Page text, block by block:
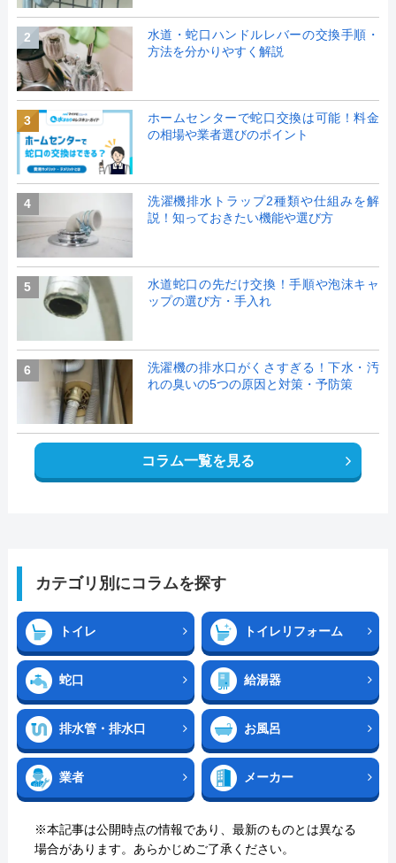
2
水道・蛇口ハンドルレバーの交換手順・
方法を分かりやすく解説
3
ホームセンターで蛇口交換は可能！料金
の相場や業者選びのポイント
4
洗濯機排水トラップ2種類や仕組みを解
説！知っておきたい機能や選び方
5
水道蛇口の先だけ交換！手順や泡沫キャ
ップの選び方・手入れ
6
洗濯機の排水口がくさすぎる！下水・汚
れの臭いの5つの原因と対策・予防策
コラム一覧を見る
カテゴリ別にコラムを探す
トイレ トイレリフォーム
蛇口 給湯器
排水管・排水口 お風呂
業者 メーカー
※本記事は公開時点の情報であり、最新のものとは異なる
場合があります。あらかじめご了承ください。